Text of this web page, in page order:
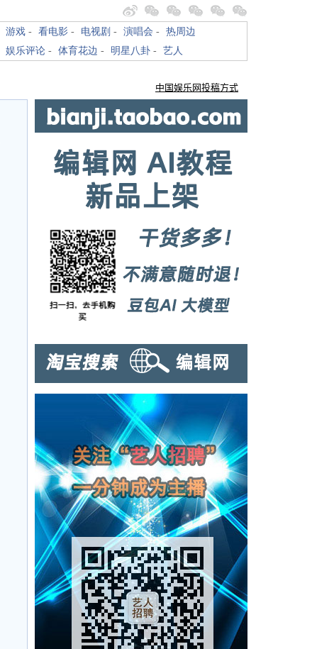
游戏 - 看电影 - 电视剧 - 演唱会 - 热周边
娱乐评论 - 体育花边 - 明星八卦 - 艺人